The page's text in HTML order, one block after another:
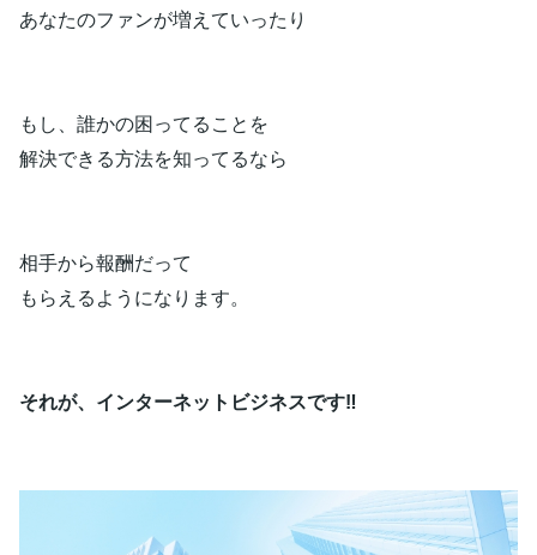
あなたのファンが増えていったり
もし、誰かの困ってることを
解決できる方法を知ってるなら
相手から報酬だって
もらえるようになります。
それが、インターネットビジネスです‼